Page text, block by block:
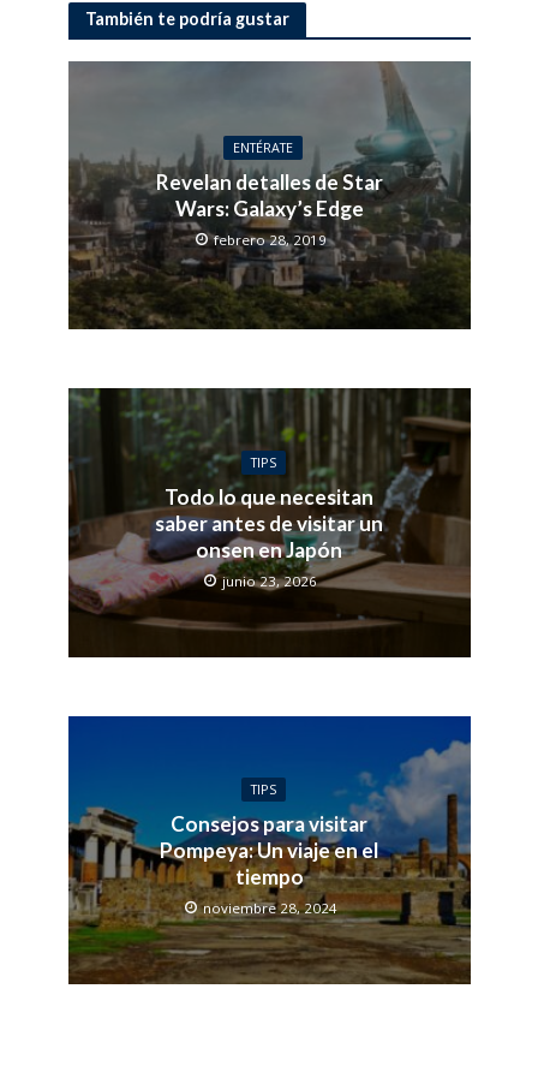
También te podría gustar
ENTÉRATE
Revelan detalles de Star
Wars: Galaxy’s Edge
febrero 28, 2019
TIPS
Todo lo que necesitan
saber antes de visitar un
onsen en Japón
junio 23, 2026
TIPS
Consejos para visitar
Pompeya: Un viaje en el
tiempo
noviembre 28, 2024